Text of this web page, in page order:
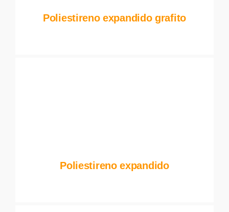
Poliestireno expandido grafito
Poliestireno expandido